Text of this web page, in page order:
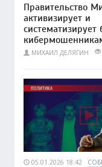
Правительство
активизирует и
систематизирует
МИХАИЛ ДЕЛЯГИН
05.01.2026 18:42